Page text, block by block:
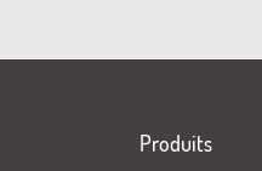
Produits